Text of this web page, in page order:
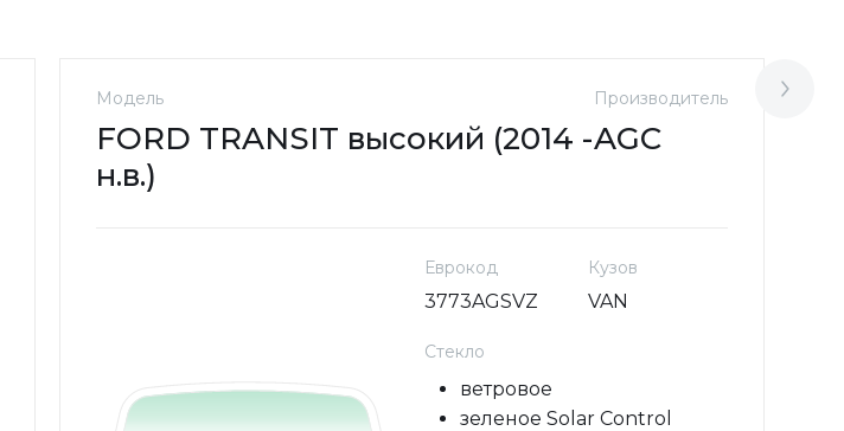
Модель
FORD TRANSIT высокий (2014 -
н.в.)
Производитель
AGC
Еврокод
3773AGSVZ
Кузов
VAN
Стекло
ветровое
зеленое Solar Control